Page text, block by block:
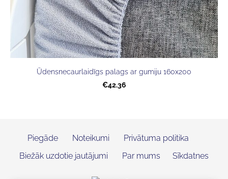
Ūdensnecaurlaidīgs palags ar gumiju 160x200
€42.36
Piegāde Noteikumi
Privātuma politika
Biežāk uzdotie jautājumi
Par mums Sīkdatnes